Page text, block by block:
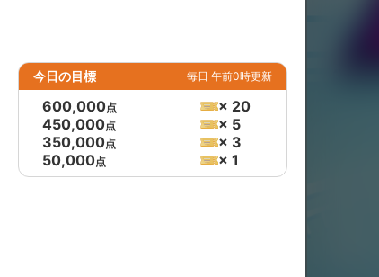
今日の目標 毎日 午前0時更新
600,000点
× 20
450,000点
× 5
350,000点
× 3
50,000点 × 1